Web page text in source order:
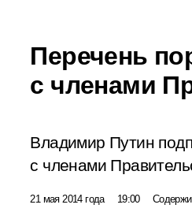
Перечень
с членами
Владимир Путин
с членами
21 мая 2014 года 19:00